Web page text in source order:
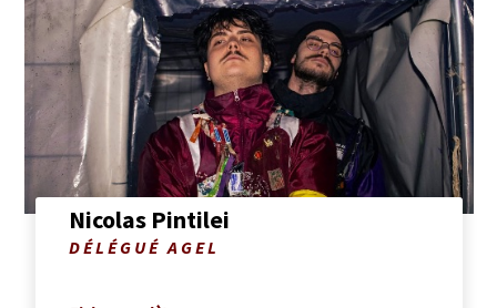
complète
de
Nicolas
Pintilei
PhotoNicolas Pintilei
DÉLÉGUÉ AGEL